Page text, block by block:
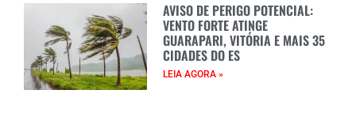
AVISO DE PERIGO POTENCIAL:
VENTO FORTE ATINGE
GUARAPARI, VITÓRIA E MAIS 35
CIDADES DO ES
LEIA AGORA »